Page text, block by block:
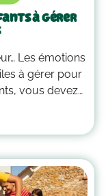
à gérer
Les émotions
à gérer pour
vous devez
pour les
qui peuvent
de vos